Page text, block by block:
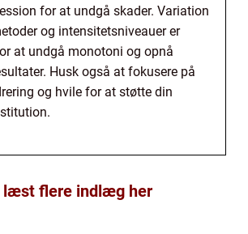
for at undgå skader. Variation
og intensitetsniveauer er
at undgå monotoni og opnå
Husk også at fokusere på
og hvile for at støtte din
læst flere indlæg her